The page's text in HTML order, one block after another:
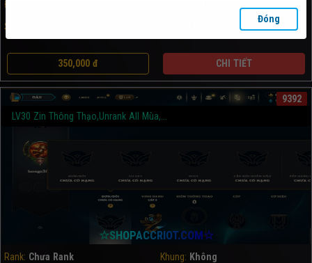
Đa Sắc:
Sàn Đấu:
350,000 đ CHI TIẾT
LV30 Zin Thông Thạo,Unrank All Mùa,...
9392
☆SHOPACCRIOT.COM☆
Rank: Chưa Rank Khung: Không
Đóng